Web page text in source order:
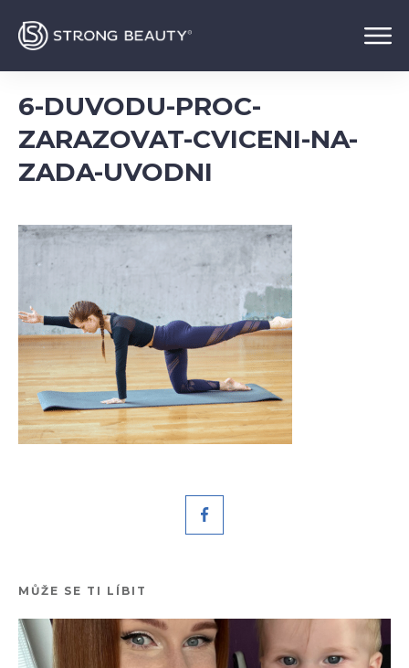
6-DUVODU-PROC-
ZARAZOVAT-CVICENI-NA-
ZADA-UVODNI
MŮŽE SE TI LÍBIT